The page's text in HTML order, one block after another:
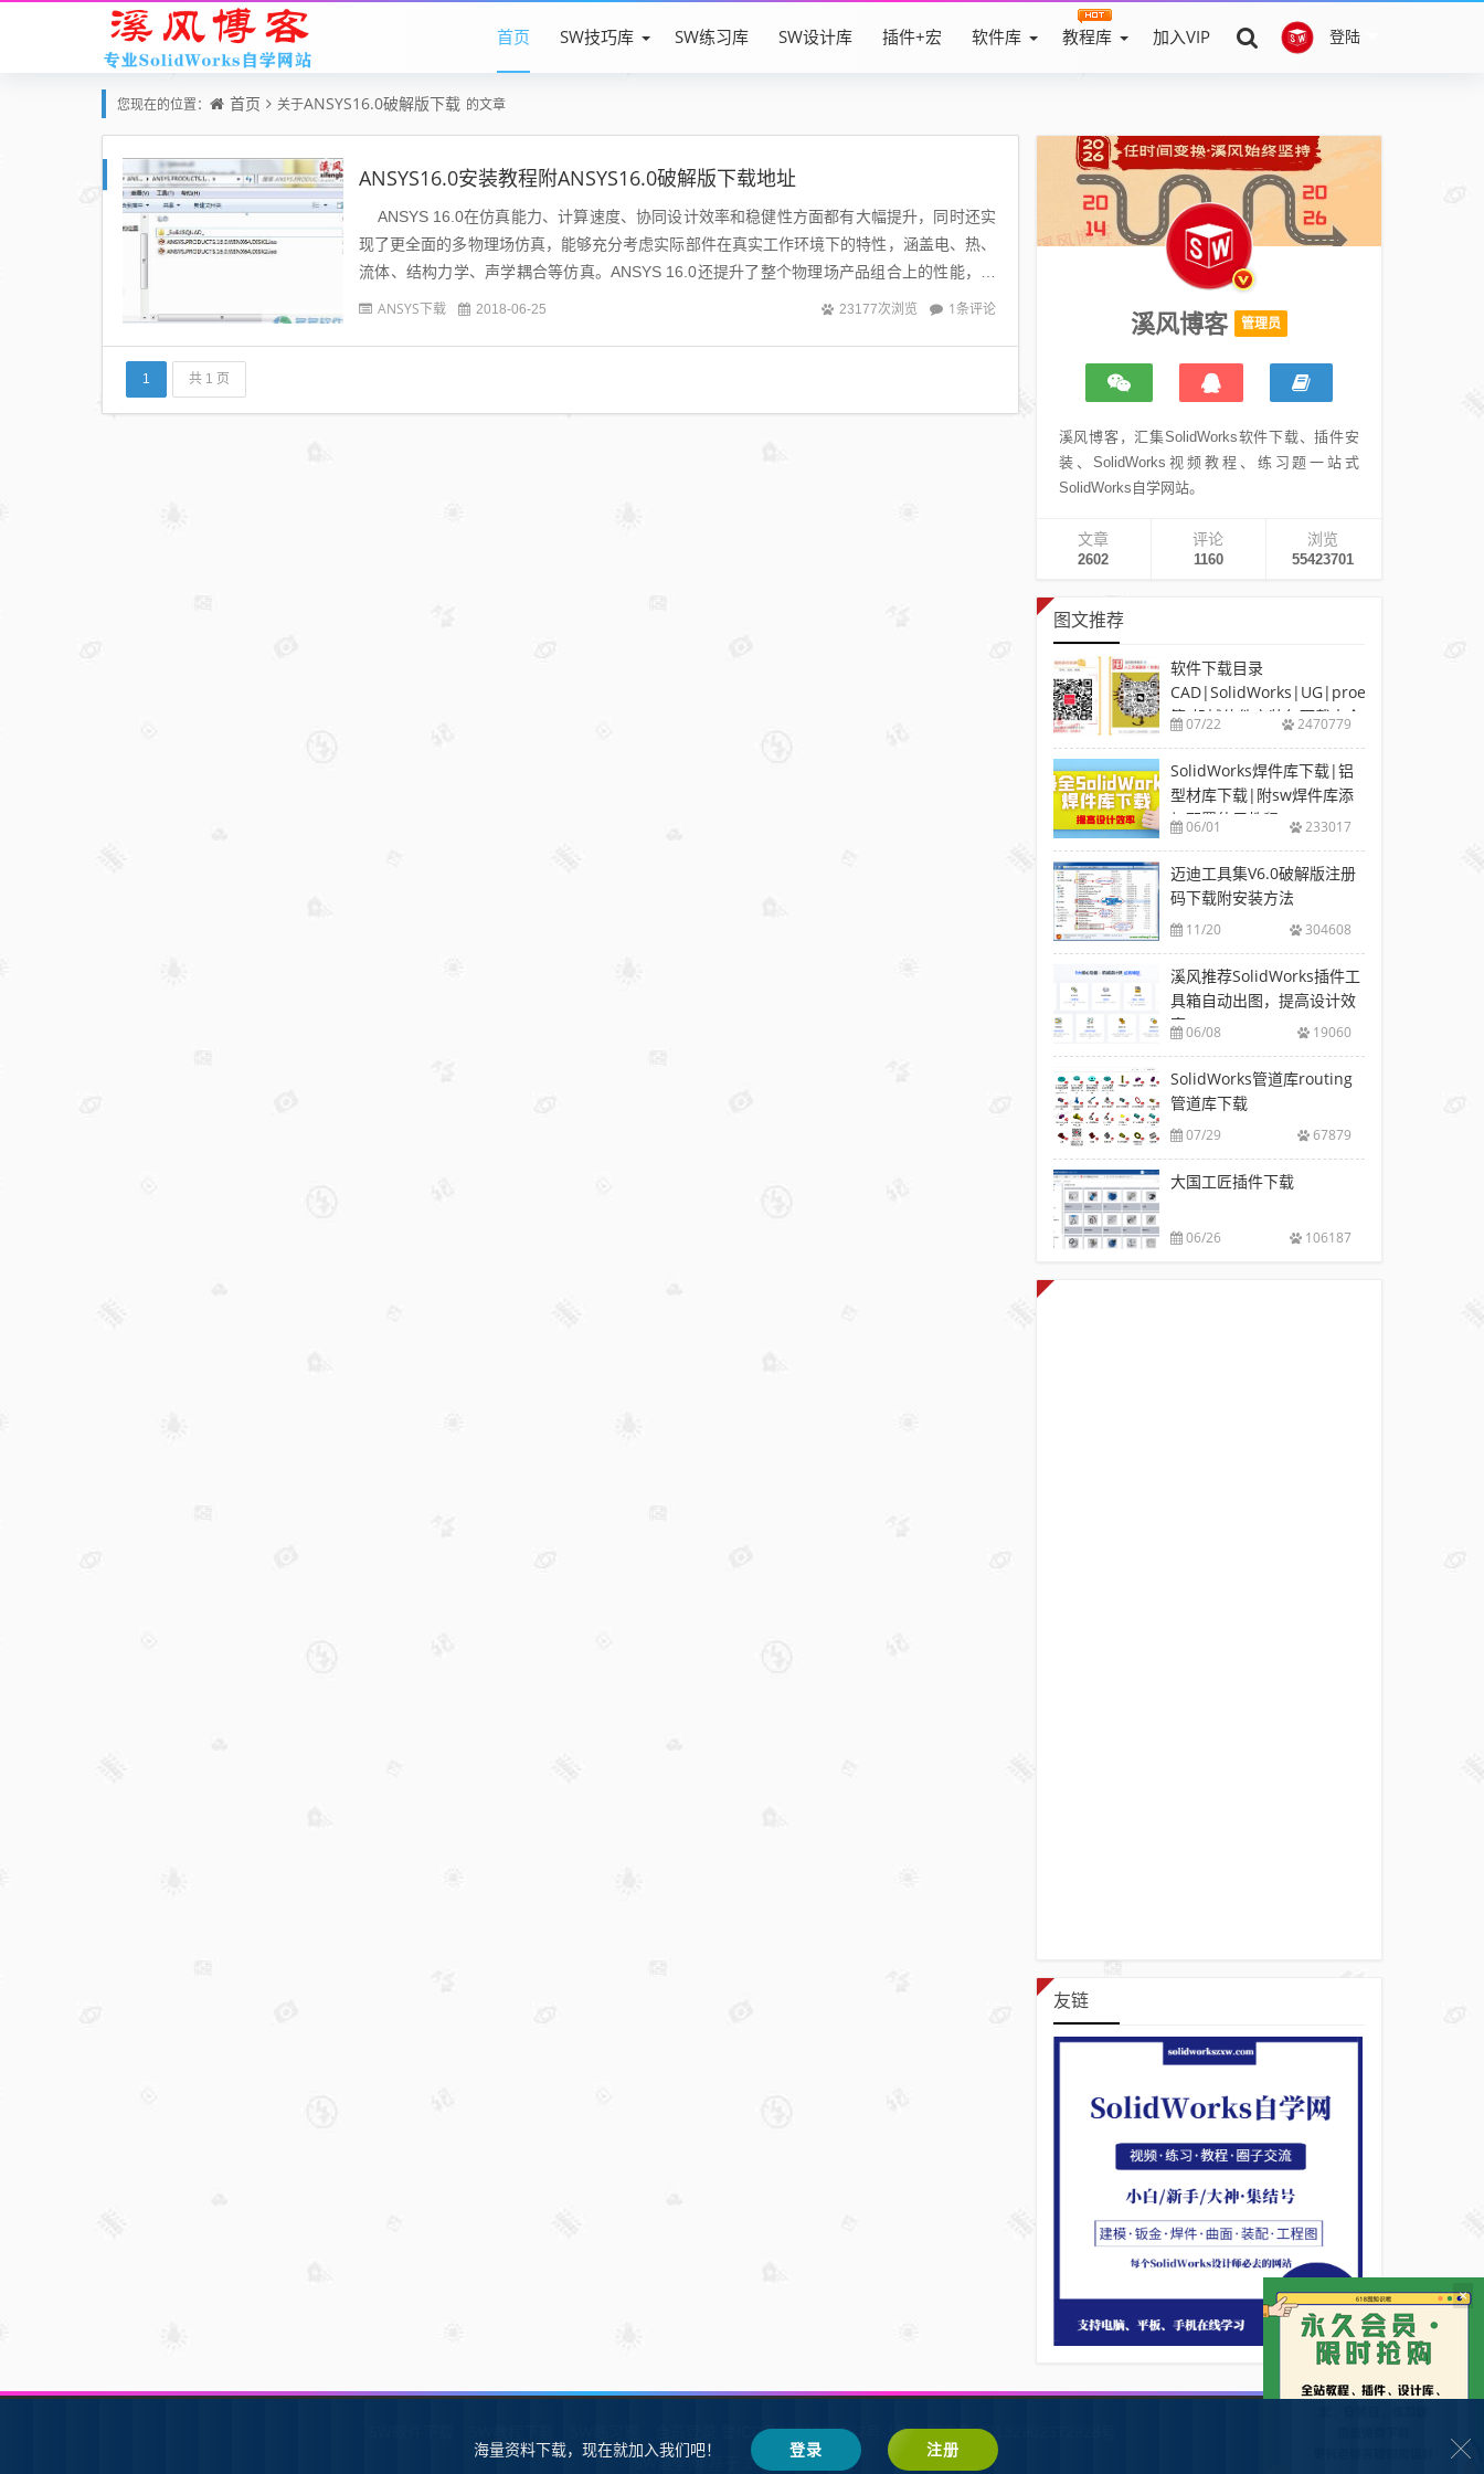
登陆
首页 SW技巧库 SW练习库 SW设计库 插件+宏 软件库 教程库 加入VIP
您现在的位置： 首页 关于ANSYS16.0破解版下载 的文章
ANSYS16.0安装教程附ANSYS16.0破解版下载地址
ANSYS 16.0在仿真能力、计算速度、协同设计效率和稳健性方面都有大幅提升，同时还实
现了更全面的多物理场仿真，能够充分考虑实际部件在真实工作环境下的特性，涵盖电、热、
流体、结构力学、声学耦合等仿真。ANSYS 16.0还提升了整个物理场产品组合上的性能，推
出了专门针对...
ANSYS下载 2018-06-25 23177次浏览 1条评论
1 共 1 页
溪风博客 管理员
溪风博客，汇集SolidWorks软件下载、插件安
装、SolidWorks视频教程、练习题一站式
SolidWorks自学网站。
文章
2602
评论
1160
浏览
55423701
图文推荐
软件下载目录
CAD|SolidWorks|UG|proe
等-机械软件安装包下载大全
07/22 2470779
SolidWorks焊件库下载|铝
型材库下载|附sw焊件库添
加配置使用教程
06/01 233017
迈迪工具集V6.0破解版注册
码下载附安装方法
11/20 304608
溪风推荐SolidWorks插件工
具箱自动出图，提高设计效
率06/08 19060
SolidWorks管道库routing
管道库下载
07/29 67879
大国工匠插件下载
06/26 106187
友链
鲁ICP备2021002287号-1鲁公网安备 37132902372928号
SW自学网 Z-BlogPHP 搭建
×
海量资料下载，现在就加入我们吧！ 登录 注册